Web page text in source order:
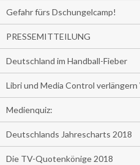
Gefahr fürs Dschungelcamp!
PRESSEMITTEILUNG
Deutschland im Handball-Fieber
Libri und Media Control
Medienquiz:
Deutschlands Jahrescharts 2018
Die TV-Quotenkönige 2018